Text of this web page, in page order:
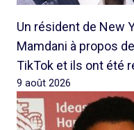
Un résident de New
Mamdani à propos
TikTok et ils ont été
9 août 2026